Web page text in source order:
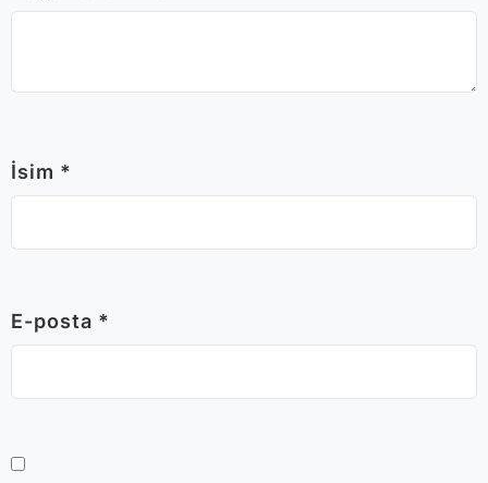
İsim *
E-posta *